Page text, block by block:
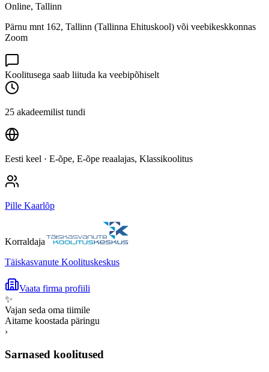
Online, Tallinn
Pärnu mnt 162, Tallinn (Tallinna Ehituskool) või veebikeskkonnas
Zoom
Koolitusega saab liituda ka veebipõhiselt
25 akadeemilist tundi
Eesti keel · E-õpe, E-õpe reaalajas, Klassikoolitus
Pille Kaarlõp
Korraldaja
Täiskasvanute Koolituskeskus
Vaata firma profiili
✨
Vajan seda oma tiimile
Aitame koostada päringu
›
Sarnased koolitused